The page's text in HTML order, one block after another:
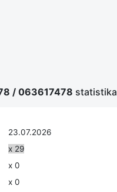
/ 063617478 statistika
23.07.2026
x 29
x 0
x 0